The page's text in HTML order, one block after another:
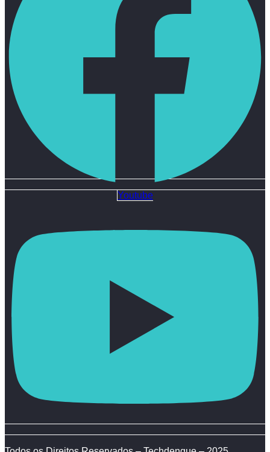
Youtube